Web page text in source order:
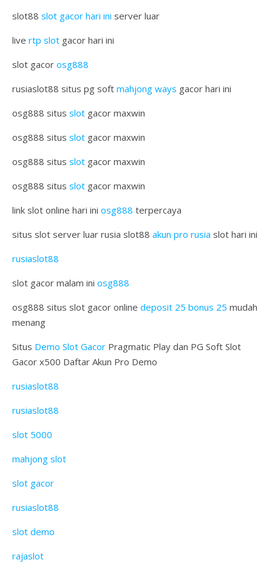
slot88 slot gacor hari ini server luar
live rtp slot gacor hari ini
slot gacor osg888
rusiaslot88 situs pg soft mahjong ways gacor hari ini
osg888 situs slot gacor maxwin
osg888 situs slot gacor maxwin
osg888 situs slot gacor maxwin
osg888 situs slot gacor maxwin
link slot online hari ini osg888 terpercaya
situs slot server luar rusia slot88 akun pro rusia slot hari ini
rusiaslot88
slot gacor malam ini osg888
osg888 situs slot gacor online deposit 25 bonus 25 mudah
menang
Situs Demo Slot Gacor Pragmatic Play dan PG Soft Slot
Gacor x500 Daftar Akun Pro Demo
rusiaslot88
rusiaslot88
slot 5000
mahjong slot
slot gacor
rusiaslot88
slot demo
rajaslot